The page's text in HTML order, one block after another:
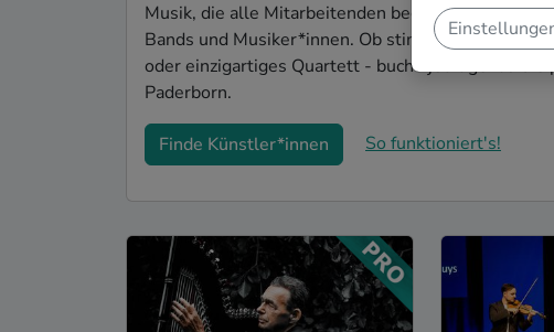
Musik, die alle Mitarbeitenden begeistert? Auf
Bands und Musiker*innen. Ob stimmungsvolle
oder einzigartiges Quartett - buche jetzt genau
Paderborn.
Finde Künstler*innen So funktioniert's!